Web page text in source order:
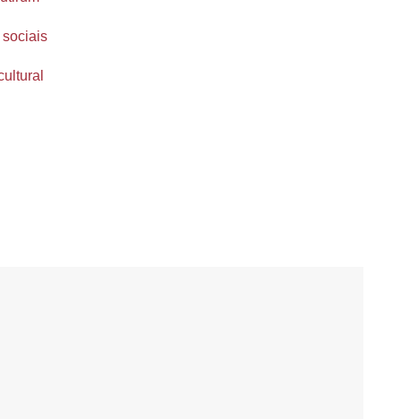
sociais